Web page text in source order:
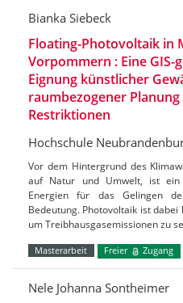
Bianka Siebeck
Floating-Photovoltaik in
Vorpommern : Eine
Eignung künstlicher
raumbezogener
Restriktionen
Hochschule
Vor dem Hintergrund des
auf Natur und Umwelt, ist ein
Energien für das Gelingen
Bedeutung. Photovoltaik ist
um Treibhausgasemissionen zu
Masterarbeit Freier Zugang
Nele Johanna Sontheimer